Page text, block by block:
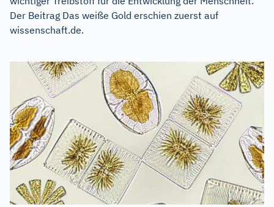
Der Beitrag Das weiße Gold erschien zuerst auf
wissenschaft.de.